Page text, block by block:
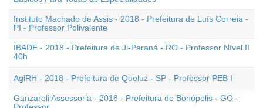
Instituto Machado de Assis - 2018 - Prefeitura de Luís Correia -
PI - Professor Polivalente
IBADE - 2018 - Prefeitura de Ji-Paraná - RO - Professor Nível II
40h
AgiRH - 2018 - Prefeitura de Queluz - SP - Professor PEB I
Ganzaroli Assessoria - 2018 - Prefeitura de Bonópolis - GO -